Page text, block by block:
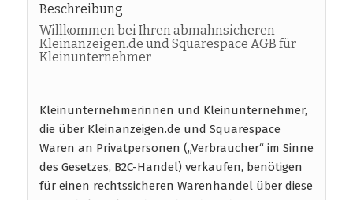
Beschreibung
Willkommen bei Ihren abmahnsicheren
Kleinanzeigen.de und Squarespace AGB für
Kleinunternehmer
Kleinunternehmerinnen und Kleinunternehmer,
die über Kleinanzeigen.de und Squarespace
Waren an Privatpersonen („Verbraucher“ im Sinne
des Gesetzes, B2C-Handel) verkaufen, benötigen
für einen rechtssicheren Warenhandel über diese